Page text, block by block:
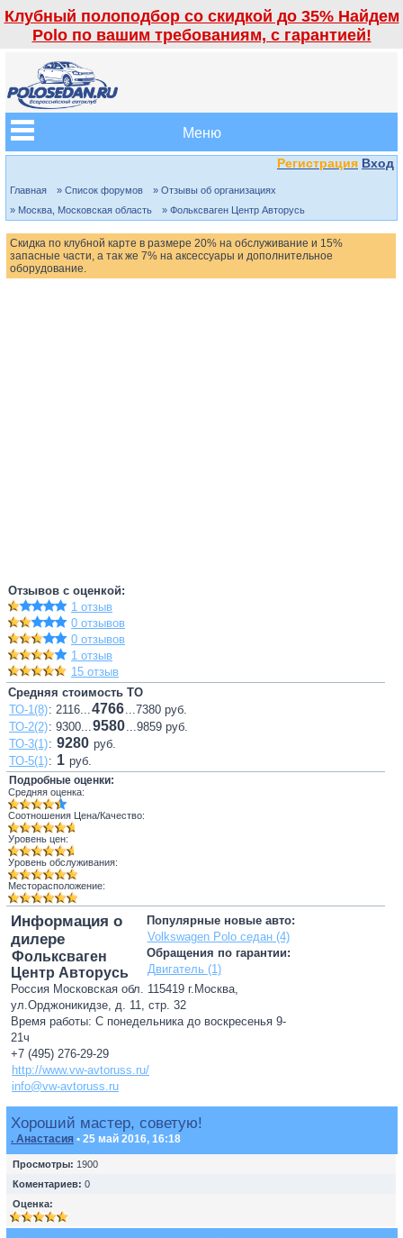
Клубный полоподбор со скидкой до 35% Найдем
Polo по вашим требованиям, с гарантией!
Меню
Регистрация Вход
Главная » Список форумов
» Отзывы об организациях
» Москва, Московская область
» Фольксваген Центр Авторусь
Скидка по клубной карте в размере 20% на обслуживание и 15%
запасные части, а так же 7% на аксессуары и дополнительное
оборудование.
Отзывов с оценкой:
1 отзыв
0 отзывов
0 отзывов
1 отзыв
15 отзыв
Средняя стоимость ТО
ТО-1(8): 2116...4766...7380 руб.
ТО-2(2): 9300...9580...9859 руб.
ТО-3(1): 9280 руб.
ТО-5(1): 1 руб.
Подробные оценки:
Средняя оценка:
Соотношения Цена/Качество:
Уровень цен:
Уровень обслуживания:
Месторасположение:
Популярные новые авто:
Volkswagen Polo седан (4)
Обращения по гарантии:
Двигатель (1)
Информация о
дилере
Фольксваген
Центр Авторусь
Россия Московская обл. 115419 г.Москва,
ул.Орджоникидзе, д. 11, стр. 32
Время работы: С понедельника до воскресенья 9-
21ч
+7 (495) 276-29-29
http://www.vw-avtoruss.ru/
info@vw-avtoruss.ru
Хороший мастер, советую!
. Анастасия • 25 май 2016, 16:18
Просмотры: 1900
Коментариев: 0
Оценка: